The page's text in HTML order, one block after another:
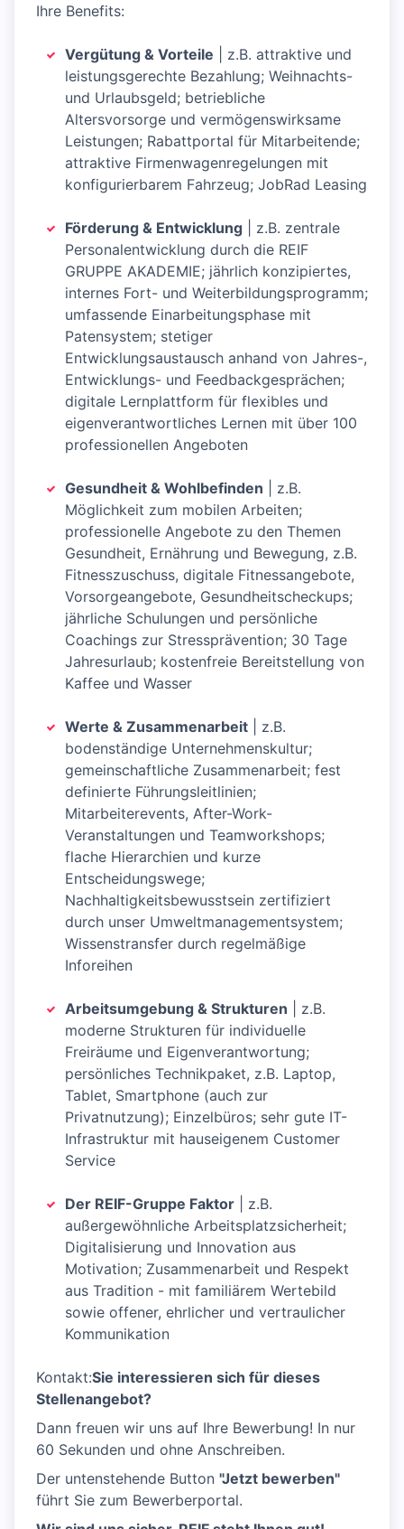
Ihre Benefits:
Vergütung & Vorteile | z.B. attraktive und
leistungsgerechte Bezahlung; Weihnachts-
und Urlaubsgeld; betriebliche
Altersvorsorge und vermögenswirksame
Leistungen; Rabattportal für Mitarbeitende;
attraktive Firmenwagenregelungen mit
konfigurierbarem Fahrzeug; JobRad Leasing
Förderung & Entwicklung | z.B. zentrale
Personalentwicklung durch die REIF
GRUPPE AKADEMIE; jährlich konzipiertes,
internes Fort- und Weiterbildungsprogramm;
umfassende Einarbeitungsphase mit
Patensystem; stetiger
Entwicklungsaustausch anhand von Jahres-,
Entwicklungs- und Feedbackgesprächen;
digitale Lernplattform für flexibles und
eigenverantwortliches Lernen mit über 100
professionellen Angeboten
Gesundheit & Wohlbefinden | z.B.
Möglichkeit zum mobilen Arbeiten;
professionelle Angebote zu den Themen
Gesundheit, Ernährung und Bewegung, z.B.
Fitnesszuschuss, digitale Fitnessangebote,
Vorsorgeangebote, Gesundheitscheckups;
jährliche Schulungen und persönliche
Coachings zur Stressprävention; 30 Tage
Jahresurlaub; kostenfreie Bereitstellung von
Kaffee und Wasser
Werte & Zusammenarbeit | z.B.
bodenständige Unternehmenskultur;
gemeinschaftliche Zusammenarbeit; fest
definierte Führungsleitlinien;
Mitarbeiterevents, After-Work-
Veranstaltungen und Teamworkshops;
flache Hierarchien und kurze
Entscheidungswege;
Nachhaltigkeitsbewusstsein zertifiziert
durch unser Umweltmanagementsystem;
Wissenstransfer durch regelmäßige
Inforeihen
Arbeitsumgebung & Strukturen | z.B.
moderne Strukturen für individuelle
Freiräume und Eigenverantwortung;
persönliches Technikpaket, z.B. Laptop,
Tablet, Smartphone (auch zur
Privatnutzung); Einzelbüros; sehr gute IT-
Infrastruktur mit hauseigenem Customer
Service
Der REIF-Gruppe Faktor | z.B.
außergewöhnliche Arbeitsplatzsicherheit;
Digitalisierung und Innovation aus
Motivation; Zusammenarbeit und Respekt
aus Tradition - mit familiärem Wertebild
sowie offener, ehrlicher und vertraulicher
Kommunikation
Kontakt:Sie interessieren sich für dieses
Stellenangebot?
Dann freuen wir uns auf Ihre Bewerbung! In nur
60 Sekunden und ohne Anschreiben.
Der untenstehende Button "Jetzt bewerben"
führt Sie zum Bewerberportal.